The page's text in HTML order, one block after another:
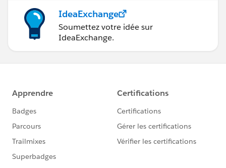
IdeaExchange
Soumettez votre idée sur
IdeaExchange.